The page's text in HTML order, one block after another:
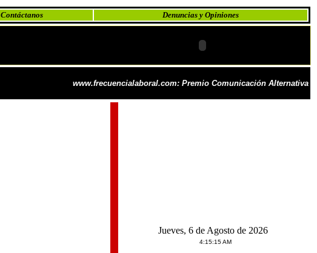
Contáctanos Denuncias y Opiniones
www.frecuencialaboral.com: Premio Comunicación Alternativa
Jueves, 6 de Agosto de 2026
4:15:15 AM